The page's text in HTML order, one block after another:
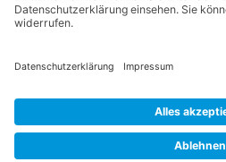
sammeln. Bitte lesen
Nutzung des Service
anzuzeigen.
Mehr Informationen
Datenschutzerklärung Impressum